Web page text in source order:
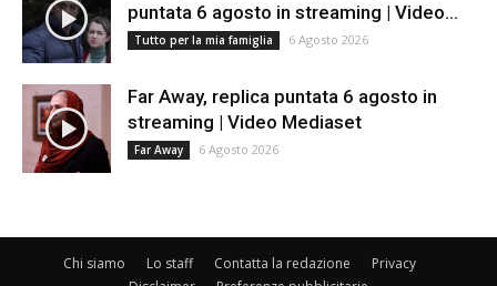
puntata 6 agosto in streaming | Video...
Tutto per la mia famiglia 6 Agosto 2026
Far Away, replica puntata 6 agosto in
streaming | Video Mediaset
Far Away 6 Agosto 2026
Chi siamo Lo staff Contatta la redazione
Privacy